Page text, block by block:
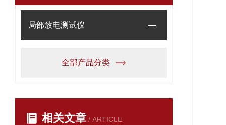
局部放电测试仪
全部产品分类
相关文章 / ARTICLE